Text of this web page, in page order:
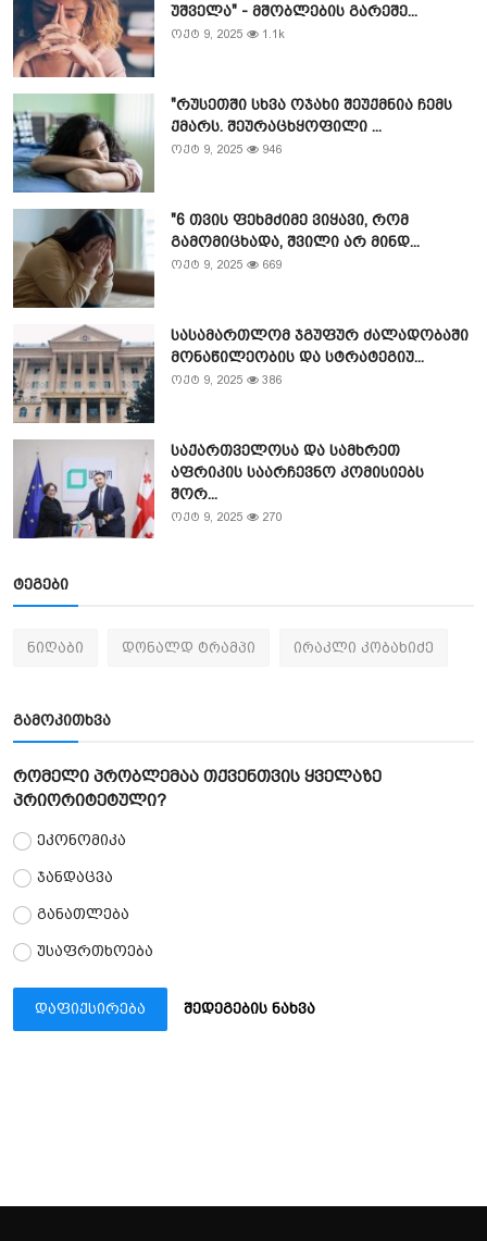
უშველა" - მშობლების გარეშე...
ოქტ 9, 2025 1.1k
"რუსეთში სხვა ოჯახი შეუქმნია ჩემს
ქმარს. შეურაცხყოფილი ...
ოქტ 9, 2025 946
"6 თვის ფეხმძიმე ვიყავი, რომ
გამომიცხადა, შვილი არ მინდ...
ოქტ 9, 2025 669
სასამართლომ ჯგუფურ ძალადობაში
მონაწილეობის და სტრატეგიუ...
ოქტ 9, 2025 386
საქართველოსა და სამხრეთ
აფრიკის საარჩევნო კომისიებს
შორ...
ოქტ 9, 2025 270
ტეგები
ნიღაბი დონალდ ტრამპი ირაკლი კობახიძე
გამოკითხვა
რომელი პრობლემაა თქვენთვის ყველაზე
პრიორიტეტული?
ეკონომიკა
ჯანდაცვა
განათლება
უსაფრთხოება
დაფიქსირება შედეგების ნახვა